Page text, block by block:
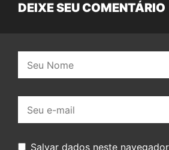
DEIXE SEU COMENTÁRIO
mail:
Salvar dados neste